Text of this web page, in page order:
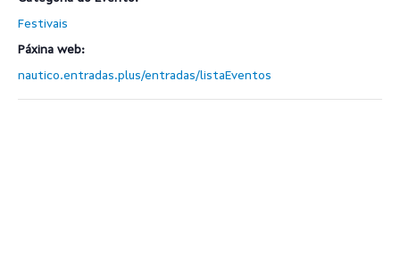
Festivais
Páxina web:
nautico.entradas.plus/entradas/listaEventos